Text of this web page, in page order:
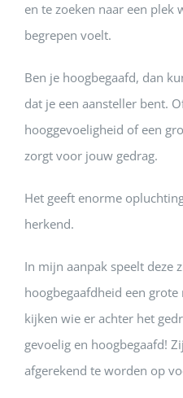
en te zoeken naar een plek
begrepen voelt.
Ben je hoogbegaafd, dan
dat je een aansteller bent.
hooggevoeligheid of een
zorgt voor jouw gedrag.
Het geeft enorme
herkend.
In mijn aanpak speelt deze
hoogbegaafdheid een
kijken wie er achter het
gevoelig en hoogbegaafd!
afgerekend te worden op